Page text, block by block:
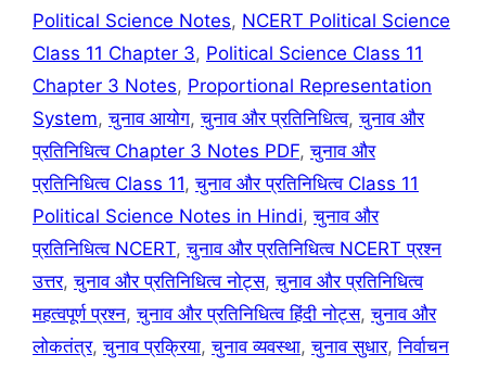
Political Science Notes, NCERT Political Science
Class 11 Chapter 3, Political Science Class 11
Chapter 3 Notes, Proportional Representation
System,चुनाव आयोग,चुनाव और प्रतिनिधित्व,चुनाव और
प्रतिनिधित्व Chapter 3 Notes PDF,चुनाव और
प्रतिनिधित्व Class 11,चुनाव और प्रतिनिधित्व Class 11
Political Science Notes in Hindi,चुनाव और
प्रतिनिधित्व NCERT,चुनाव और प्रतिनिधित्व NCERT प्रश्न
उत्तर,चुनाव और प्रतिनिधित्व नोट्स,चुनाव और प्रतिनिधित्व
महत्वपूर्ण प्रश्न,चुनाव और प्रतिनिधित्व हिंदी नोट्स,चुनाव और
लोकतंत्र,चुनाव प्रक्रिया,चुनाव व्यवस्था,चुनाव सुधार,निर्वाचन